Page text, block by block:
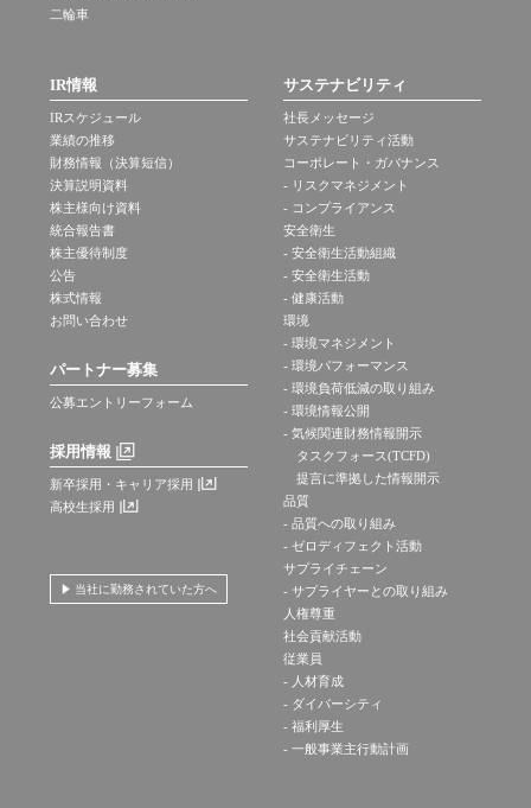
二輪車
IR情報
IRスケジュール
業績の推移
財務情報（決算短信）
決算説明資料
株主様向け資料
統合報告書
株主優待制度
公告
株式情報
お問い合わせ
サステナビリティ
社長メッセージ
サステナビリティ活動
コーポレート・ガバナンス
- リスクマネジメント
- コンプライアンス
安全衛生
- 安全衛生活動組織
- 安全衛生活動
- 健康活動
環境
- 環境マネジメント
- 環境パフォーマンス
- 環境負荷低減の取り組み
- 環境情報公開
- 気候関連財務情報開示
タスクフォース(TCFD)
提言に準拠した情報開示
品質
- 品質への取り組み
- ゼロディフェクト活動
サプライチェーン
- サプライヤーとの取り組み
人権尊重
社会貢献活動
従業員
- 人材育成
- ダイバーシティ
- 福利厚生
- 一般事業主行動計画
パートナー募集
公募エントリーフォーム
採用情報
新卒採用・キャリア採用
高校生採用
当社に勤務されていた方へ